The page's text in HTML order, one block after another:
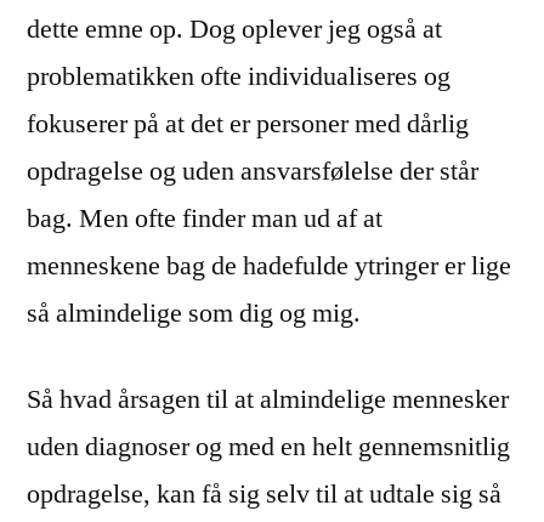
dette emne op. Dog oplever jeg også at
problematikken ofte individualiseres og
fokuserer på at det er personer med dårlig
opdragelse og uden ansvarsfølelse der står
bag. Men ofte finder man ud af at
menneskene bag de hadefulde ytringer er lige
så almindelige som dig og mig.
Så hvad årsagen til at almindelige mennesker
uden diagnoser og med en helt gennemsnitlig
opdragelse, kan få sig selv til at udtale sig så